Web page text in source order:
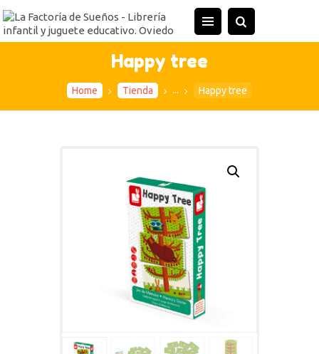
Happy tree
Home Tienda ... Happy tree
INICIO
ACTIVIDADES